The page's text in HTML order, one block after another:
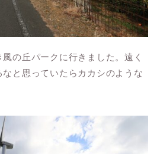
の丘パークに行きました。遠く
と思っていたらカカシのような